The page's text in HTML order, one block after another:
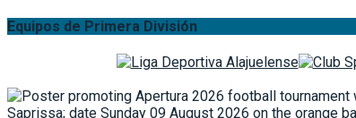
Equipos de Primera División